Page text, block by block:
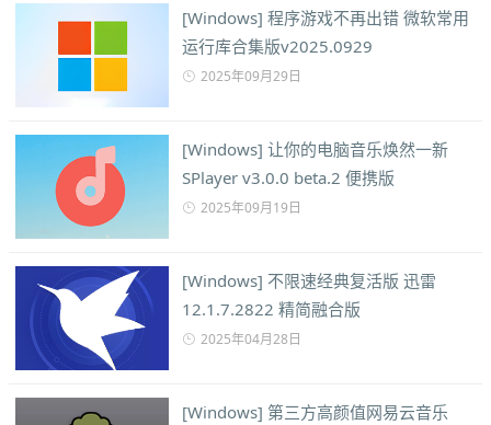
[Windows] 程序游戏不再出错 微软常用
运行库合集版v2025.0929
2025年09月29日
[Windows] 让你的电脑音乐焕然一新
SPlayer v3.0.0 beta.2 便携版
2025年09月19日
[Windows] 不限速经典复活版 迅雷
12.1.7.2822 精简融合版
2025年04月28日
[Windows] 第三方高颜值网易云音乐